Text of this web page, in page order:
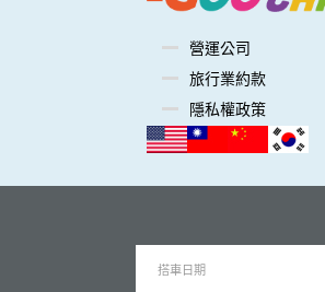
營運公司
旅行業約款
隱私權政策
搭車日期